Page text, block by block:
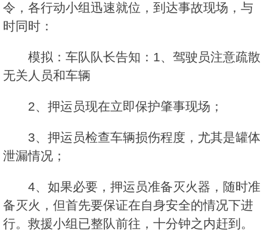
令，各行动小组迅速就位，到达事故现场，与
时同时：
模拟：车队队长告知：1、驾驶员注意疏散
无关人员和车辆
2、押运员现在立即保护肇事现场；
3、押运员检查车辆损伤程度，尤其是罐体
泄漏情况；
4、如果必要，押运员准备灭火器，随时准
备灭火，但首先要保证在自身安全的情况下进
行。救援小组已整队前往，十分钟之内赶到。